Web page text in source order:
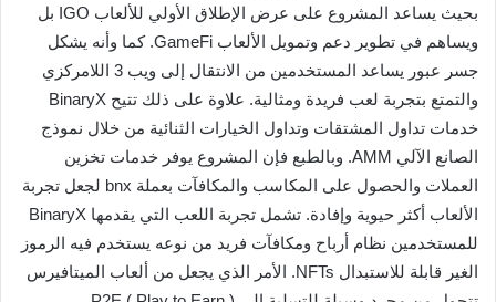
بحيث يساعد المشروع على عرض الإطلاق الأولي للألعاب IGO بل
ويساهم في تطوير دعم وتمويل الألعاب GameFi. كما وأنه يشكل
جسر عبور يساعد المستخدمين من الانتقال إلى ويب 3 اللامركزي
والتمتع بتجربة لعب فريدة ومثالية. علاوة على ذلك تتيح BinaryX
خدمات تداول المشتقات وتداول الخيارات الثنائية من خلال نموذج
الصانع الآلي AMM. وبالطبع فإن المشروع يوفر خدمات تخزين
العملات والحصول على المكاسب والمكافآت بعملة bnx لجعل تجربة
الألعاب أكثر حيوية وإفادة. تشمل تجربة اللعب التي يقدمها BinaryX
للمستخدمين نظام أرباح ومكافآت فريد من نوعه يستخدم فيه الرموز
الغير قابلة للاستبدال NFTs. الأمر الذي يجعل من ألعاب الميتافيرس